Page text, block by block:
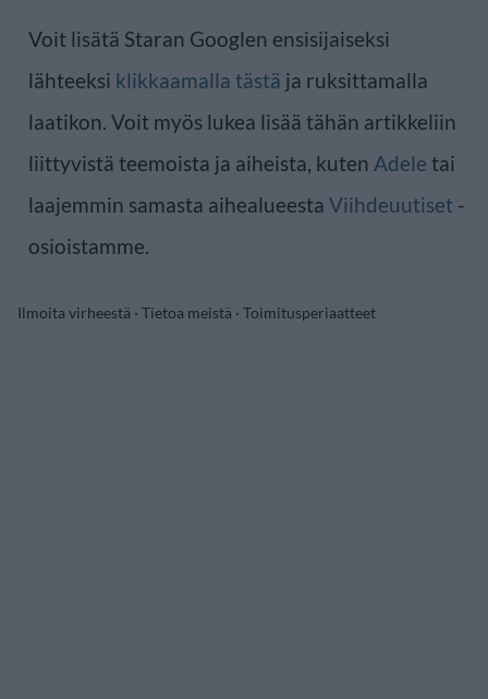
Voit lisätä Staran Googlen ensisijaiseksi
lähteeksi klikkaamalla tästä ja ruksittamalla
laatikon. Voit myös lukea lisää tähän artikkeliin
liittyvistä teemoista ja aiheista, kuten Adele tai
laajemmin samasta aihealueesta Viihdeuutiset -
osioistamme.
Ilmoita virheestä · Tietoa meistä · Toimitusperiaatteet